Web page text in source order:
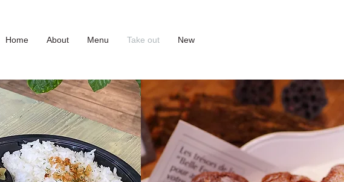
Home About Menu Take out New